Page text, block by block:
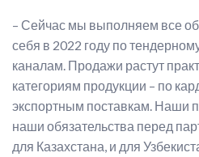
– Сейчас мы выполняем все
себя в 2022 году по
каналам. Продажи растут
категориям продукции – по
экспортным поставкам. Наши
наши обязательства перед
для Казахстана, и для